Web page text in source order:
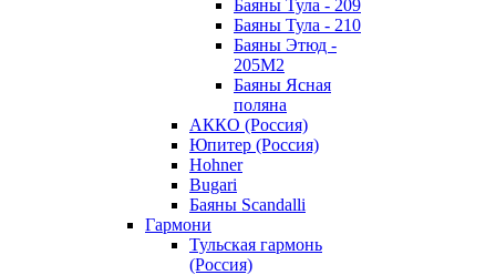
Баяны Тула - 209
Баяны Тула - 210
Баяны Этюд -
205М2
Баяны Ясная
поляна
АККО (Россия)
Юпитер (Россия)
Hohner
Bugari
Баяны Scandalli
Гармони
Тульская гармонь
(Россия)